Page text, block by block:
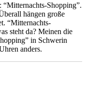
“Mitternachts-Shopping”.
hängen große
“Mitternachts-
steht da? Meinen die
in Schwerin
anders.